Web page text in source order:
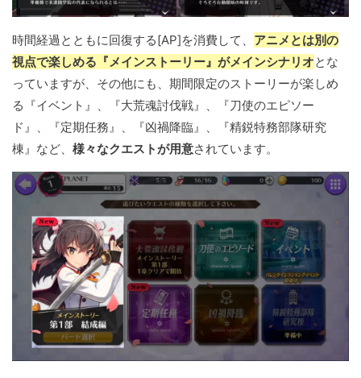
時間経過とともに回復する[AP]を消費して、 アニメとは別の
視点で楽しめる『メインストーリー』がメインシナリオとな
っていますが、その他にも、期間限定のストーリーが楽しめ
る『イベント』、『大荒魂討伐戦』、『刀使のエピソー
ド』、『定期任務』、『凶禍降臨』、『精鋭特務部隊研究
棟』など、 様々なクエストが用意されています。